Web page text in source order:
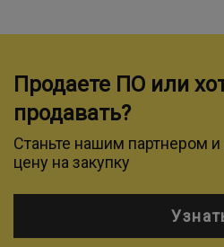
Продаете ПО или
продавать?
Станьте нашим партнером
цену на закупку